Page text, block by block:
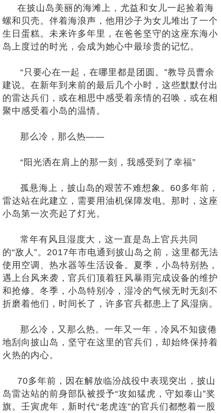
在披山岛美丽的海滩上，尤益和女儿一起捡着海
螺和贝壳。伴着海浪声，他用沙子为女儿堆出了一个
生日蛋糕。未来许多年里，在爸爸坚守的这座东海小
岛上度过的时光，会成为她心中最珍贵的记忆。
“只要心在一起，在哪里都是团圆。”教导员曹余
建说。在新年到来前的最后几个小时，这些默默付出
的雷达兵们，或在相思中感受着亲情的召唤，或在相
聚中感受着小岛的温情。
那么冷，那么热——
“阳光洒在肩上的那一刻，我感受到了幸福”
孤悬海上，披山岛的艰苦不难想象。60多年前，
雷达站在此建立，需要用油机保障发电。那时，这座
小岛第一次亮起了灯光。
常年有风且湿度大，这一直是岛上官兵共同
的“敌人”。2017年市电通到披山岛之前，这里都无法
使用空调、热水器等生活设备。夏季，小岛特别热，
遇上台风来袭，官兵们顶着狂风暴雨完成设备的维护
和抢修。冬季，小岛特别冷，湿冷的气候无时无刻不
折磨着他们，时间长了，许多官兵都患上了风湿病。
那么冷，又那么热。一年又一年，冷风不知疲倦
地刮向披山岛，坚守在这里的官兵们，却始终保持着
火热的内心。
70多年前，因在解放临汾战役中表现突出，披山
岛雷达站的前身部队被授予“攻如猛虎，守如泰山”奖
旗。壬寅虎年，新时代“老虎连”的官兵们都憋着一股